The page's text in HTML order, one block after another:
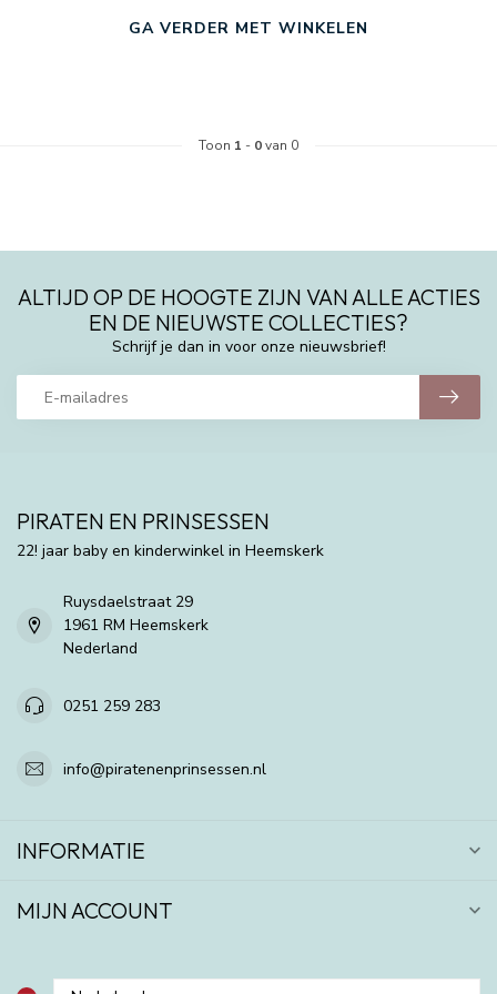
GA VERDER MET WINKELEN
Toon 1 - 0van 0
ALTIJD OP DE HOOGTE ZIJN VAN ALLE ACTIES
EN DE NIEUWSTE COLLECTIES?
Schrijf je dan in voor onze nieuwsbrief!
PIRATEN EN PRINSESSEN
22! jaar baby en kinderwinkel in Heemskerk
Ruysdaelstraat 29
1961 RM Heemskerk
Nederland
0251 259 283
info@piratenenprinsessen.nl
INFORMATIE
MIJN ACCOUNT